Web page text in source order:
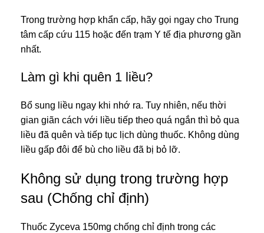
Trong trường hợp khẩn cấp, hãy gọi ngay cho Trung
tâm cấp cứu 115 hoặc đến trạm Y tế địa phương gần
nhất.
Làm gì khi quên 1 liều?
Bổ sung liều ngay khi nhớ ra. Tuy nhiên, nếu thời
gian giãn cách với liều tiếp theo quá ngắn thì bỏ qua
liều đã quên và tiếp tục lịch dùng thuốc. Không dùng
liều gấp đôi để bù cho liều đã bị bỏ lỡ.
Không sử dụng trong trường hợp
sau (Chống chỉ định)
Thuốc Zyceva 150mg chống chỉ định trong các